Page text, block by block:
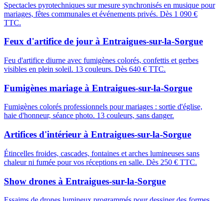
Spectacles pyrotechniques sur mesure synchronisés en musique pour
mariages, fêtes communales et événements privés. Dès 1 090 €
TTC.
Feux d'artifice de jour à Entraigues-sur-la-Sorgue
Feu d'artifice diurne avec fumigènes colorés, confettis et gerbes
visibles en plein soleil. 13 couleurs. Dès 640 € TTC.
Fumigènes mariage à Entraigues-sur-la-Sorgue
Fumigènes colorés professionnels pour mariages : sortie d'église,
haie d'honneur, séance photo. 13 couleurs, sans danger.
Artifices d'intérieur à Entraigues-sur-la-Sorgue
Étincelles froides, cascades, fontaines et arches lumineuses sans
chaleur ni fumée pour vos réceptions en salle. Dès 250 € TTC.
Show drones à Entraigues-sur-la-Sorgue